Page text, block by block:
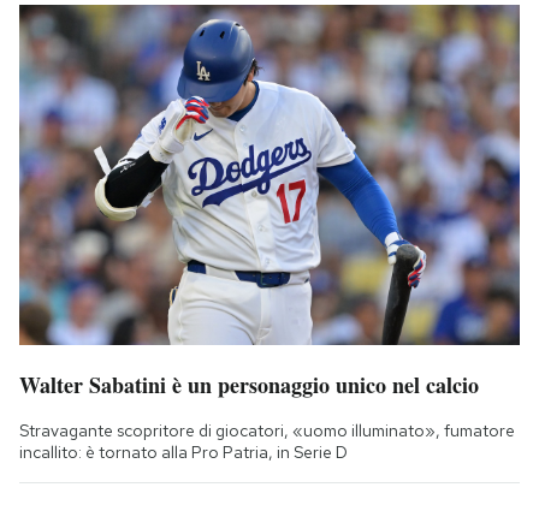
Walter Sabatini è un personaggio unico nel calcio
Stravagante scopritore di giocatori, «uomo illuminato», fumatore
incallito: è tornato alla Pro Patria, in Serie D